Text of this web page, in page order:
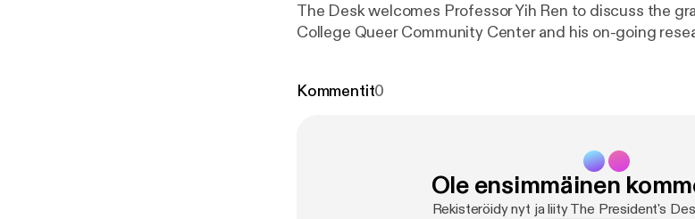
The Desk welcomes Professor Yih Ren to discuss the
College Queer Community Center and his on-going
Kommentit0
Ole ensimmäinen
Rekisteröidy nyt ja liity The President's